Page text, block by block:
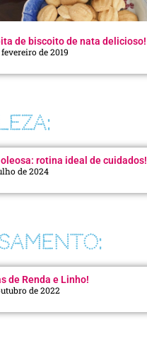
de biscoito de nata delicioso!
de 2019
rotina ideal de cuidados!
de 2024
de Renda e Linho!
de 2022